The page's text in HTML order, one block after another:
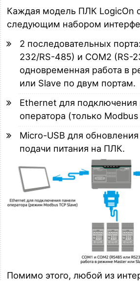
Каждая модель ПЛК LogicOn
следующим набором
2 последовательных
232/RS-485) и COM2 (RS-
одновременная работа в
или Slave по двум портам.
Ethernet для подключения
оператора (только
Micro-USB для
подачи питания на ПЛК.
Помимо этого, любой из